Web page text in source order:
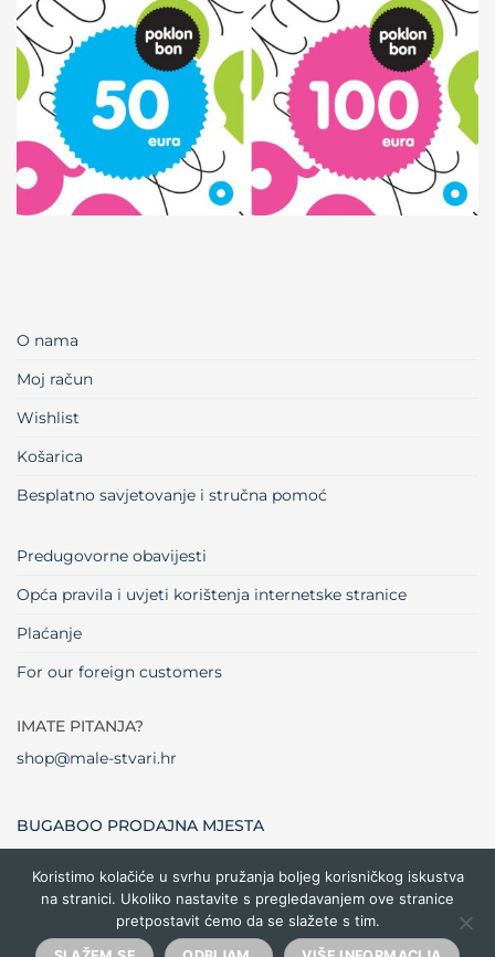
O nama
Moj račun
Wishlist
Košarica
Besplatno savjetovanje i stručna pomoć
Predugovorne obavijesti
Opća pravila i uvjeti korištenja internetske stranice
Plaćanje
For our foreign customers
IMATE PITANJA?
shop@male-stvari.hr
BUGABOO PRODAJNA MJESTA
Visa MasterCardMaestro Dinners
Club
Credit
Card
Cash
Delivery
Koristimo kolačiće u svrhu pružanja boljeg korisničkog iskustva
na stranici. Ukoliko nastavite s pregledavanjem ove stranice
pretpostavit ćemo da se slažete s tim.